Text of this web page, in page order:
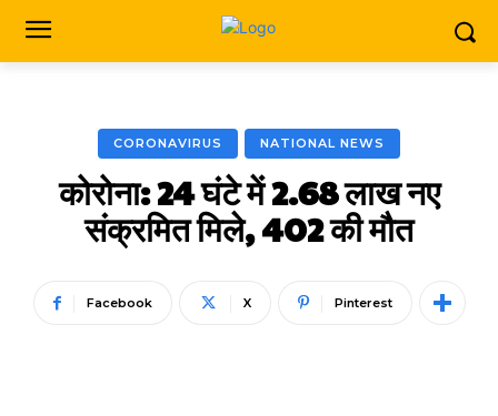
CORONAVIRUS NATIONAL NEWS
कोरोना: 24 घंटे में 2.68 लाख नए
संक्रमित मिले, 402 की मौत
Facebook X Pinterest